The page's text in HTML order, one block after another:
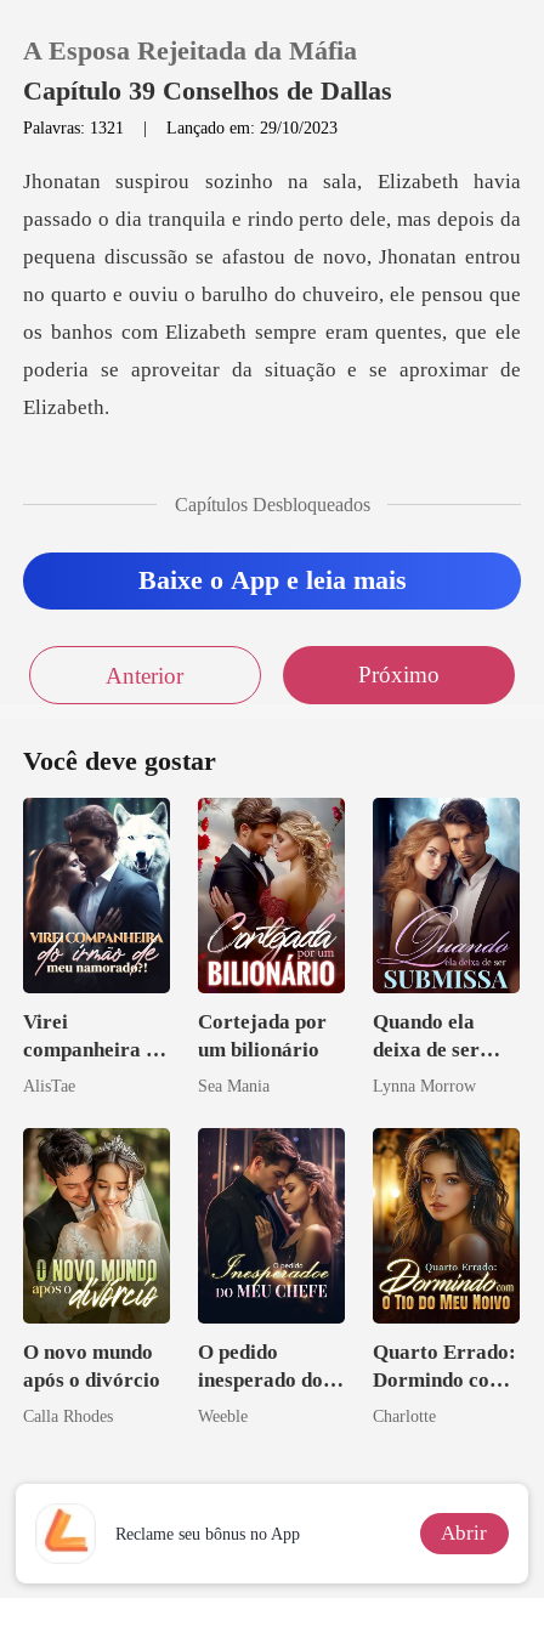
0
Loja
A Esposa Rejeitada da Máfia
Capítulo 39 Conselhos de Dallas
Palavras: 1321 |Lançado em: 29/10/2023
quena discussão se afastou de novo, Jhonatan entrou
no quarto e ouviu o barulho do chuveiro, ele pensou que
os
Capítulos Desbloqueados
Baixe o App e leia mais
Anterior Próximo
Você deve gostar
Virei
companheira do
irmão de meu
AlisTae
Cortejada por
um bilionário
Sea Mania
Quando ela
deixa de ser
submissa
Lynna Morrow
O novo mundo
após o divórcio
Calla Rhodes
O pedido
inesperado do
meu chefe
Weeble
Quarto Errado:
Dormindo com
o Tio do Meu
Charlotte
Reclame seu bônus no App Abrir